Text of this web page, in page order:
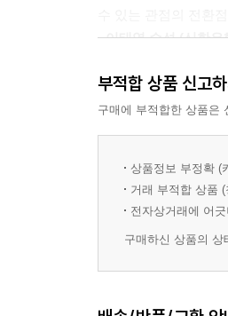
- 이태영 수석 (신한
딥러닝을 공부하려
풀고 있다. 뜬구름같
많은 딥러닝 프레임
- 전태균 (쎄트렉아이)
부적합 상품 신고
구매에 부적합한 상품은
상품정보 부정확 (
거래 부적합 상품
전자상거래에 어
구매하신 상품의